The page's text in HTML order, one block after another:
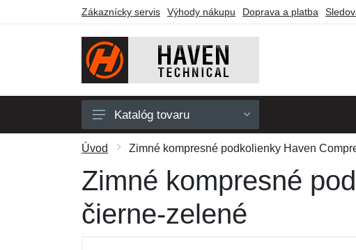
Zákaznícky servis Výhody nákupu Doprava a platba
Pánske
Dámske
Doplnky
Katalóg tovaru
Úvod Zimné kompresné podkolienky Haven
Zimné kompresné
čierne-zelené